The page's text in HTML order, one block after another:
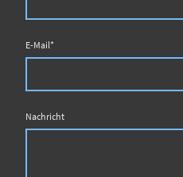
E-Mail*
Nachricht